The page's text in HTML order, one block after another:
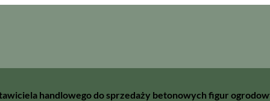
handlowego do sprzedaży betonowych figur